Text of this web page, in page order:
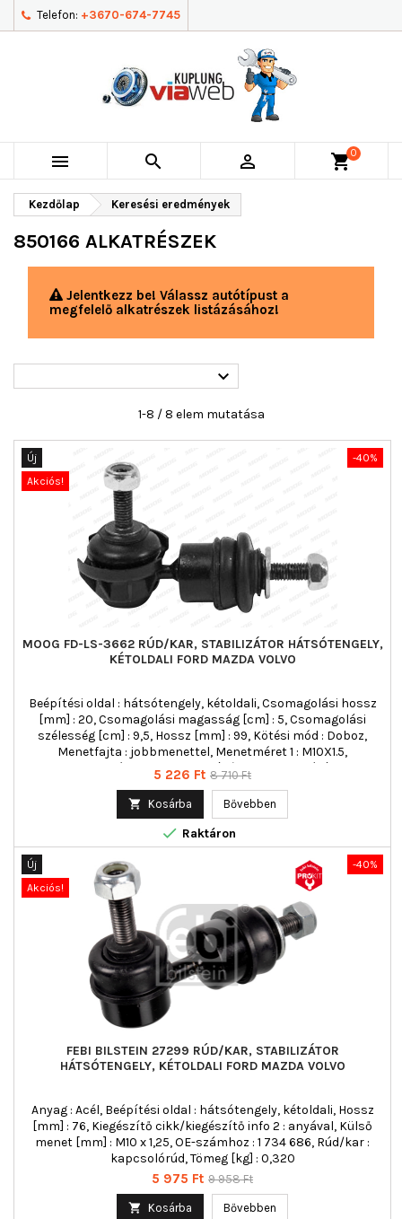
Telefon: +3670-674-7745
   shopping_cart0
Kezdőlap Keresési eredmények
850166 ALKATRÉSZEK
Jelentkezz be! Válassz autótípust a
megfelelő alkatrészek listázásához!

1-8 / 8 elem mutatása
-40%
Új
Akciós!
MOOG FD-LS-3662 RÚD/KAR, STABILIZÁTOR HÁTSÓTENGELY,
KÉTOLDALI FORD MAZDA VOLVO
Beépítési oldal : hátsótengely, kétoldali, Csomagolási hossz
[mm] : 20, Csomagolási magasság [cm] : 5, Csomagolási
szélesség [cm] : 9,5, Hossz [mm] : 99, Kötési mód : Doboz,
Menetfajta : jobbmenettel, Menetméret 1 : M10X1.5,
Menetméret 2 : M10X1.5, Rúd/kar : kapcsolórúd
Ár
5 226 Ft Normál
8 710 Ft
 Kosárba Bővebben
 Raktáron
-40%
Új
Akciós!
FEBI BILSTEIN 27299 RÚD/KAR, STABILIZÁTOR
HÁTSÓTENGELY, KÉTOLDALI FORD MAZDA VOLVO
Anyag : Acél, Beépítési oldal : hátsótengely, kétoldali, Hossz
[mm] : 76, Kiegészítő cikk/kiegészítő info 2 : anyával, Külső
menet [mm] : M10 x 1,25, OE-számhoz : 1 734 686, Rúd/kar :
kapcsolórúd, Tömeg [kg] : 0,320
Ár
5 975 Ft Normál
9 958 Ft
 Kosárba Bővebben